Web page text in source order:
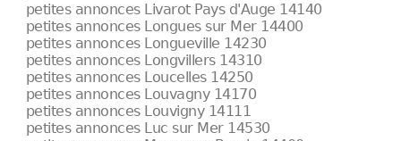
petites annonces Livarot Pays d'Auge 14140
petites annonces Longues sur Mer 14400
petites annonces Longueville 14230
petites annonces Longvillers 14310
petites annonces Loucelles 14250
petites annonces Louvagny 14170
petites annonces Louvigny 14111
petites annonces Luc sur Mer 14530